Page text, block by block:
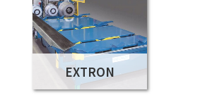
EXTRON